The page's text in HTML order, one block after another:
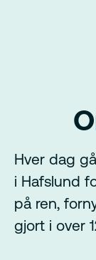
Hver dag
i Hafslund
på ren,
gjort i over